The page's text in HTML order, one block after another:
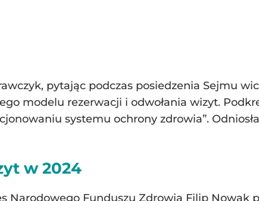
pytając podczas posiedzenia Sejmu
modelu rezerwacji i odwołania wizyt.
systemu ochrony zdrowia”.
w 2024
Narodowego Funduszu Zdrowia Filip Nowak